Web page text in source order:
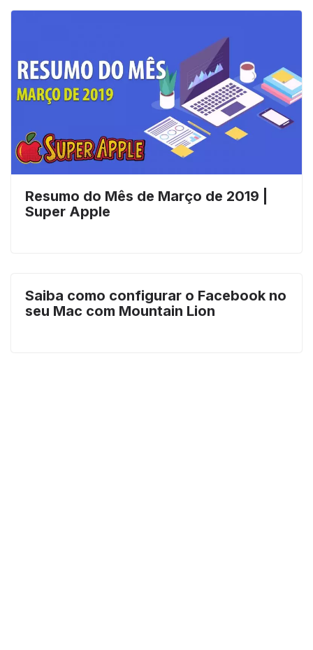
Resumo do Mês de Março de 2019 |
Super Apple
Saiba como configurar o Facebook no
seu Mac com Mountain Lion